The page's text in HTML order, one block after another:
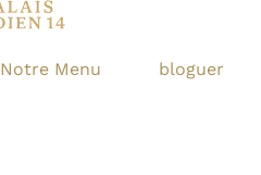
Notre Menu
bloguer